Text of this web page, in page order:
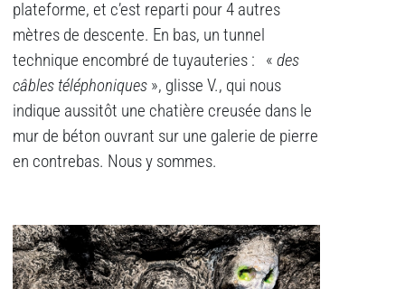
plateforme, et c’est reparti pour 4 autres
mètres de descente. En bas, un tunnel
technique encombré de tuyauteries : « des
câbles téléphoniques », glisse V., qui nous
indique aussitôt une chatière creusée dans le
mur de béton ouvrant sur une galerie de pierre
en contrebas. Nous y sommes.